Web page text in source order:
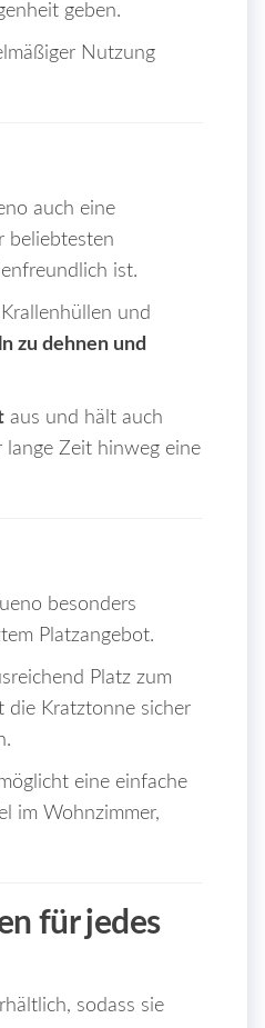
geben.
Nutzung
auch eine
beliebtesten
ist.
und
zu dehnen und
aus und hält auch
Zeit hinweg eine
besonders
Platzangebot.
Platz zum
die Kratztonne sicher
eine einfache
im Wohnzimmer,
für jedes
sodass sie